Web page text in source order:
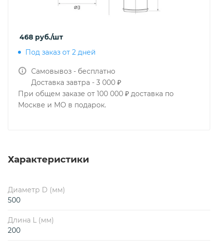
468 руб./шт
Под заказ от 2 дней
Самовывоз - бесплатно
Доставка завтра - 3 000 ₽
При общем заказе от 100 000 ₽ доставка по
Москве и МО в подарок.
Характеристики
Диаметр D (мм)
500
Длина L (мм)
200